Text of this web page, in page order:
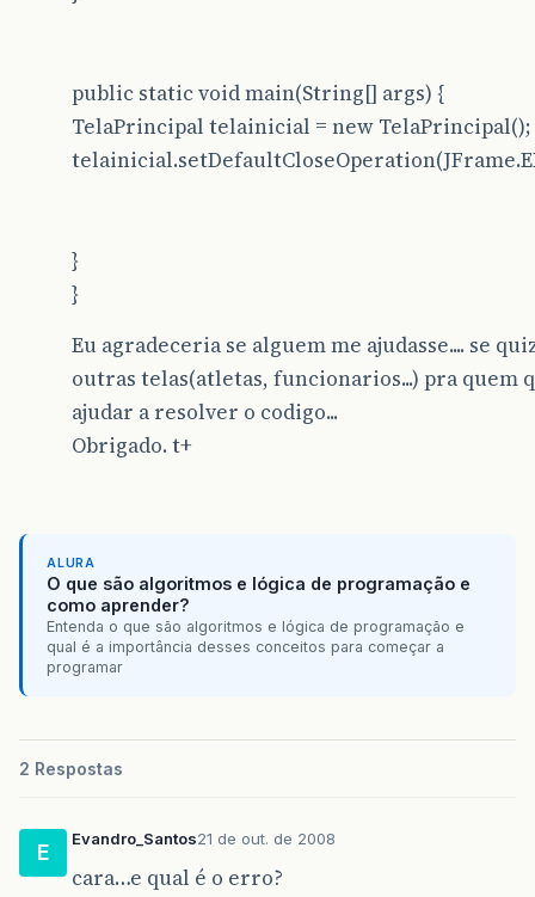
public static void main(String[] args) {
TelaPrincipal telainicial = new TelaPrincipal();
}
}
Eu agradeceria se alguem me ajudasse.... se
outras telas(atletas, funcionarios...) pra quem
ajudar a resolver o codigo...
Obrigado. t+
ALURA
O que são algoritmos e lógica de programação e
como aprender?
Entenda o que são algoritmos e lógica de programação e
qual é a importância desses conceitos para começar a
programar
2 Respostas
E
Evandro_Santos21 de out. de 2008
cara…e qual é o erro?